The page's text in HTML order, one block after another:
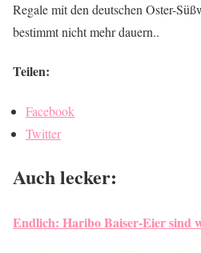
Regale mit den deutschen Oster-
bestimmt nicht mehr dauern..
Teilen:
Facebook
Twitter
Auch lecker:
Endlich: Haribo Baiser-Eier sind